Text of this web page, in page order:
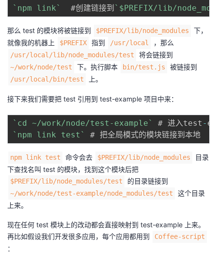
` npm link`
  #创建链接到
` $PREFIX/lib/
那么 test 的模块将被链接到 $PREFIX/lib/node_modules
下，
就像我的机器上
$PREFIX 指到 /usr/local ，那么
/usr/local/lib/node_modules/test 将会链接到
~/work/node/test 下。执行脚本 bin/test.js 被链接到
/usr/local/bin/test 上。
接下来我们需要把 test 引用到 test-example 项目中来：
` cd ~/work/node/test-example` # 进入test -
` npm link test `
npm link test 命令会去 $PREFIX/lib/node_modules
目录
下查找名叫 test 的模块，找到这个模块后把
$PREFIX/lib/node_modules/test 的目录链接到
~/work/node/test-example/node_modules/test
这个目录
上来。
现在任何 test 模块上的改动都会直接映射到 test-example 上来。
再比如假设我们开发很多应用，每个应用都用到
Coffee-script
：